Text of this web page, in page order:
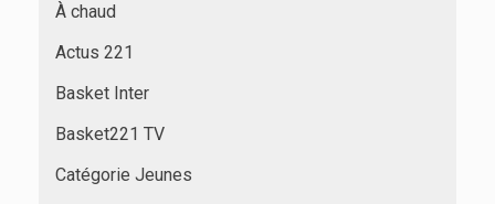
À chaud
Actus 221
Basket Inter
Basket221 TV
Catégorie Jeunes